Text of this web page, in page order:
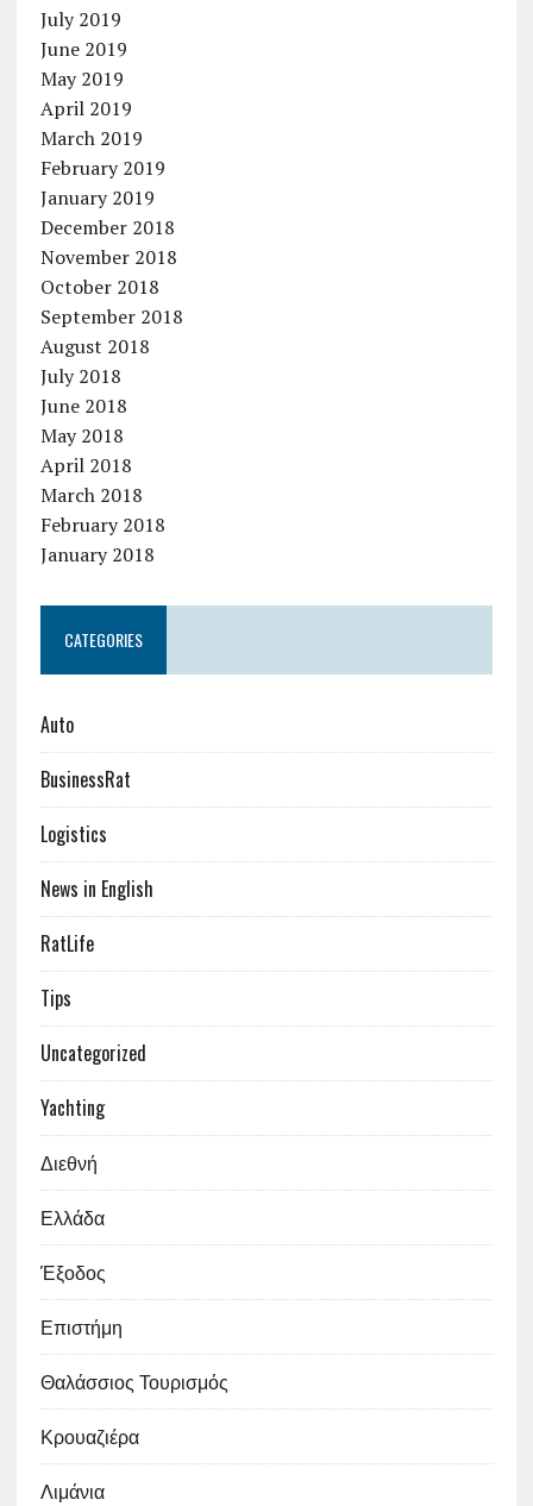
July 2019
June 2019
May 2019
April 2019
March 2019
February 2019
January 2019
December 2018
November 2018
October 2018
September 2018
August 2018
July 2018
June 2018
May 2018
April 2018
March 2018
February 2018
January 2018
CATEGORIES
Auto
BusinessRat
Logistics
News in English
RatLife
Tips
Uncategorized
Yachting
Διεθνή
Ελλάδα
Έξοδος
Επιστήμη
Θαλάσσιος Τουρισμός
Κρουαζιέρα
Λιμάνια